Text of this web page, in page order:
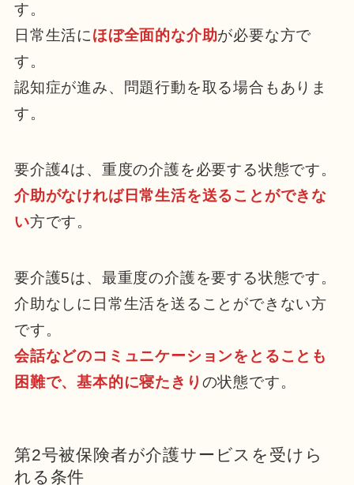
す。
日常生活にほぼ全面的な介助が必要な方で
す。
認知症が進み、問題行動を取る場合もありま
す。
要介護4は、重度の介護を必要する状態です。
介助がなければ日常生活を送ることができな
い方です。
要介護5は、最重度の介護を要する状態です。
介助なしに日常生活を送ることができない方
です。
会話などのコミュニケーションをとることも
困難で、基本的に寝たきり の状態です。
第2号被保険者が介護サービスを受けら
れる条件